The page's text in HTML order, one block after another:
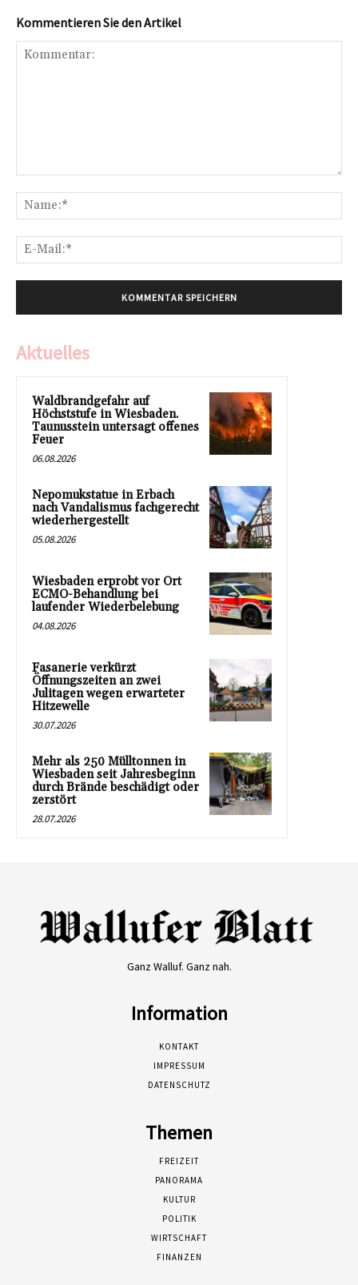
Kommentieren Sie den Artikel
Aktuelles
Waldbrandgefahr auf
Höchststufe in Wiesbaden.
Taunusstein untersagt offenes
Feuer
06.08.2026
Nepomukstatue in Erbach
nach Vandalismus fachgerecht
wiederhergestellt
05.08.2026
Wiesbaden erprobt vor Ort
ECMO-Behandlung bei
laufender Wiederbelebung
04.08.2026
Fasanerie verkürzt
Öffnungszeiten an zwei
Julitagen wegen erwarteter
Hitzewelle
30.07.2026
Mehr als 250 Mülltonnen in
Wiesbaden seit Jahresbeginn
durch Brände beschädigt oder
zerstört
28.07.2026
Ganz Walluf. Ganz nah.
Information
KONTAKT
IMPRESSUM
DATENSCHUTZ
Themen
FREIZEIT
PANORAMA
KULTUR
POLITIK
WIRTSCHAFT
FINANZEN